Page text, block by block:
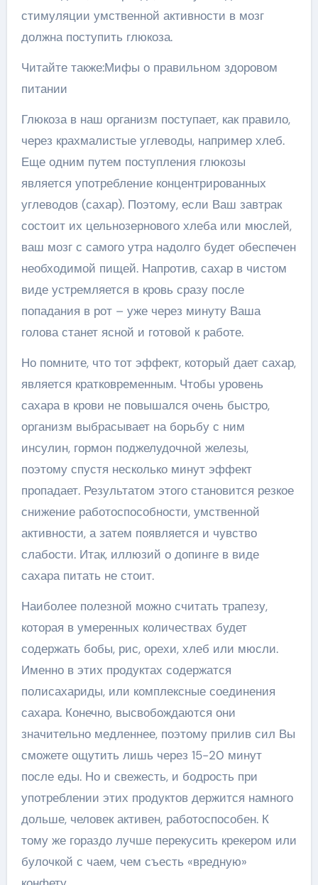
стимуляции умственной активности в мозг
должна поступить глюкоза.
Читайте также:Мифы о правильном здоровом
питании
Глюкоза в наш организм поступает, как правило,
через крахмалистые углеводы, например хлеб.
Еще одним путем поступления глюкозы
является употребление концентрированных
углеводов (сахар). Поэтому, если Ваш завтрак
состоит их цельнозернового хлеба или мюслей,
ваш мозг с самого утра надолго будет обеспечен
необходимой пищей. Напротив, сахар в чистом
виде устремляется в кровь сразу после
попадания в рот – уже через минуту Ваша
голова станет ясной и готовой к работе.
Но помните, что тот эффект, который дает сахар,
является кратковременным. Чтобы уровень
сахара в крови не повышался очень быстро,
организм выбрасывает на борьбу с ним
инсулин, гормон поджелудочной железы,
поэтому спустя несколько минут эффект
пропадает. Результатом этого становится резкое
снижение работоспособности, умственной
активности, а затем появляется и чувство
слабости. Итак, иллюзий о допинге в виде
сахара питать не стоит.
Наиболее полезной можно считать трапезу,
которая в умеренных количествах будет
содержать бобы, рис, орехи, хлеб или мюсли.
Именно в этих продуктах содержатся
полисахариды, или комплексные соединения
сахара. Конечно, высвобождаются они
значительно медленнее, поэтому прилив сил Вы
сможете ощутить лишь через 15-20 минут
после еды. Но и свежесть, и бодрость при
употреблении этих продуктов держится намного
дольше, человек активен, работоспособен. К
тому же гораздо лучше перекусить крекером или
булочкой с чаем, чем съесть «вредную»